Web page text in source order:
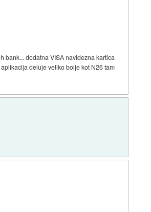
bank... dodatna VISA navidezna kartica
deluje veliko bolje kot N26 tam